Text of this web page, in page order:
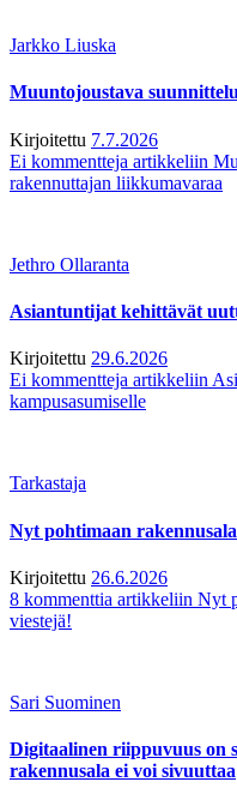
Jarkko Liuska
Muuntojoustava
Kirjoitettu 7.7.2026
Ei kommentteja artikkeliin
rakennuttajan liikkumavaraa
Jethro Ollaranta
Asiantuntijat kehittävät
Kirjoitettu 29.6.2026
Ei kommentteja artikkeliin
kampusasumiselle
Tarkastaja
Nyt pohtimaan
Kirjoitettu 26.6.2026
8 kommenttia artikkeliin Nyt
viestejä!
Sari Suominen
Digitaalinen riippuvuus on
rakennusala ei voi sivuuttaa